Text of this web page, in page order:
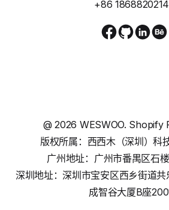
+86
@2026 WESWOO. Shopify
版权所属：西西木（深圳）科
广州地址：广州市番禺区石
深圳地址：深圳市宝安区西乡街道
成智谷大厦B座